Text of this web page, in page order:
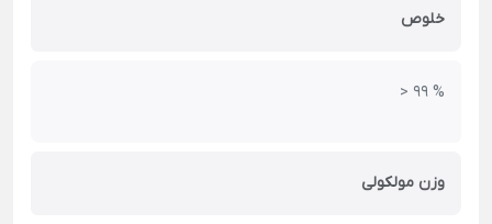
خلوص
> 99 %
وزن مولکولی